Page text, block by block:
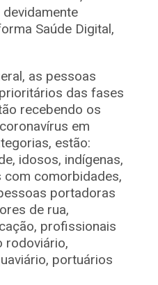
Saúde Digital,
as pessoas
das fases
recebendo os
em
estão:
idosos, indígenas,
com comorbidades,
portadoras
de rua,
profissionais
rodoviário,
portuários